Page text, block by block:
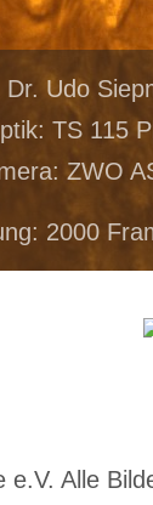
Udo
TS 115
ZWO
2000
Alle